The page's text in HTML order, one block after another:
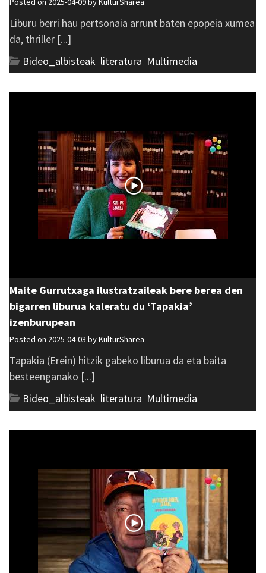
Liburu berri hau pertsonaia arrunt baten epopeia xumea
da, thriller [...]
Bideo_albisteak literatura Multimedia
Maite Gurrutxaga ilustratzaileak bere berea den
bigarren liburua kaleratu du ‘Tapakia’
izenburupean
Posted on 2025-04-03 byKulturSharea
Tapakia (Erein) hitzik gabeko liburua da eta baita
besteenganako [...]
Bideo_albisteak literatura Multimedia